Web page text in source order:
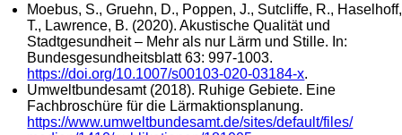
Moebus, S., Gruehn, D., Poppen, J., Sutcliffe, R., Haselhoff,
T., Lawrence, B. (2020). Akustische Qualität und
Stadtgesundheit – Mehr als nur Lärm und Stille. In:
Bundesgesundheitsblatt 63: 997-1003.
https://doi.org/10.1007/s00103-020-03184-x.
Umweltbundesamt (2018). Ruhige Gebiete. Eine
Fachbroschüre für die Lärmaktionsplanung.
https://www.umweltbundesamt.de/sites/default/files/